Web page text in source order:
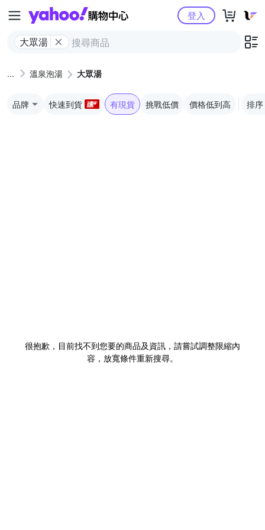
Yahoo購物中心
大眾湯
登入
溫泉泡湯 大眾湯
品牌 快速到貨 有現貨 挑戰低價 價格低到高 排序
很抱歉，目前找不到您要的商品及資訊，請嘗試調整限縮內
容，放寬條件重新搜尋。